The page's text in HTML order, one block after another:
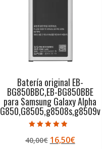
Batería original EB-
BG850BBC,EB-BG850BBE
para Samsung Galaxy Alpha
G850,G8505,g8508s,g8509v
4.50
de 5
40,00€ El
16,50€El